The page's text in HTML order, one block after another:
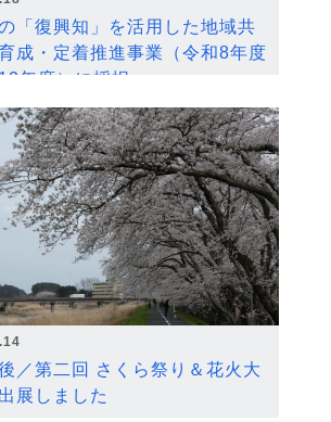
「復興知」を活用した地域共
成・定着推進事業（令和8年度
年度）に採択
／第二回 さくら祭り＆花火大
展しました